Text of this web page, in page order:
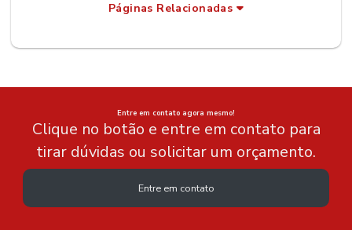
Páginas Relacionadas
Entre em contato agora mesmo!
Clique no botão e entre em contato para
tirar dúvidas ou solicitar um orçamento.
Entre em contato